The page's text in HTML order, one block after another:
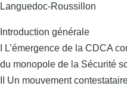
Languedoc-Roussillon
Introduction générale
I L’émergence de la CDCA
du monopole de la Sécurité
II Un mouvement